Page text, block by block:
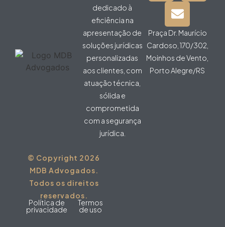
dedicado à
eficiência na
apresentação de
soluções jurídicas
personalizadas
aos clientes, com
atuação técnica,
sólida e
comprometida
com a segurança
jurídica.
Praça Dr. Maurício
Cardoso, 170/302,
Moinhos de Vento,
Porto Alegre/RS
© Copyright 2026
MDB Advogados.
Todos os direitos
reservados.
Política de
privacidade
Termos
de uso